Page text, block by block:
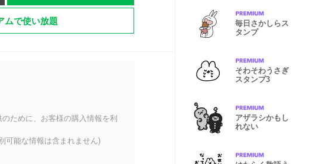
ムで使い放題
ために、お客様の購入情報を利
可能な情報は含まれません)
毎日さかしらス
タンプ
そわそわうさぎ
スタンプ3
アザラシかもし
れない